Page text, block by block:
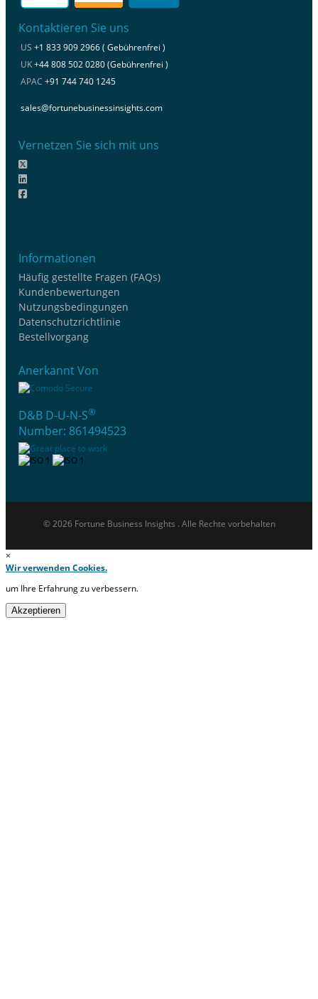
Kontaktieren Sie uns
US +1 833 909 2966 ( Gebührenfrei )
UK+44 808 502 0280 (Gebührenfrei )
APAC +91 744 740 1245
sales@fortunebusinessinsights.com
Vernetzen Sie sich mit uns
Informationen
Häufig gestellte Fragen (FAQs)
Kundenbewertungen
Nutzungsbedingungen
Datenschutzrichtlinie
Bestellvorgang
Anerkannt Von
D&B D-U-N-S®
Number: 861494523
© 2026 Fortune Business Insights . Alle Rechte vorbehalten
×
Wir verwenden Cookies.
um Ihre Erfahrung zu verbessern.
Akzeptieren